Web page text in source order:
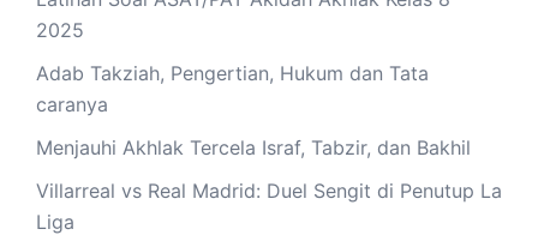
2025
Adab Takziah, Pengertian, Hukum dan Tata
caranya
Menjauhi Akhlak Tercela Israf, Tabzir, dan Bakhil
Villarreal vs Real Madrid: Duel Sengit di Penutup La
Liga